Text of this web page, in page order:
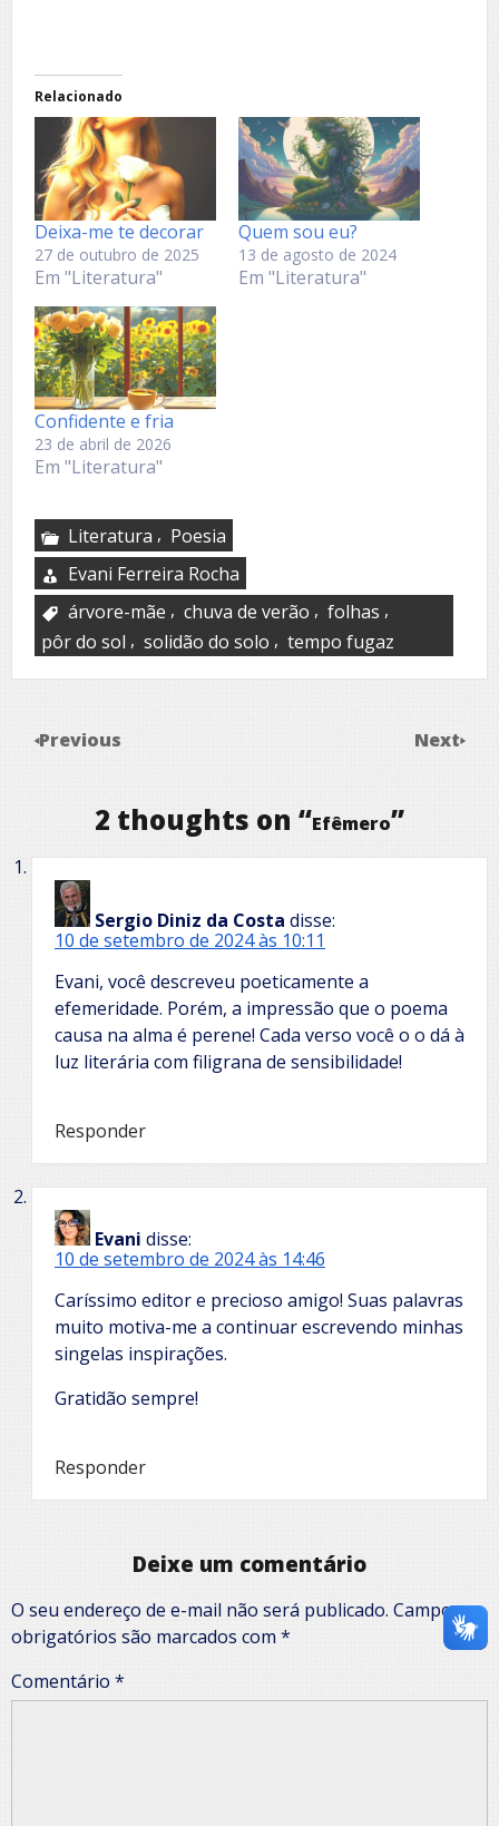
Relacionado
Deixa-me te decorar
27 de outubro de 2025
Em "Literatura"
Quem sou eu?
13 de agosto de 2024
Em "Literatura"
Confidente e fria
23 de abril de 2026
Em "Literatura"
Literatura , Poesia
Evani Ferreira Rocha
árvore-mãe , chuva de verão , folhas ,
pôr do sol , solidão do solo , tempo fugaz
Previous Next
2 thoughts on “Efêmero”
Sergio Diniz da Costa disse:
10 de setembro de 2024 às 10:11
Evani, você descreveu poeticamente a
efemeridade. Porém, a impressão que o poema
causa na alma é perene! Cada verso você o o dá à
luz literária com filigrana de sensibilidade!
Responder
Evani disse:
10 de setembro de 2024 às 14:46
Caríssimo editor e precioso amigo! Suas palavras
muito motiva-me a continuar escrevendo minhas
singelas inspirações.
Gratidão sempre!
Responder
Deixe um comentário
O seu endereço de e-mail não será publicado. Campos
obrigatórios são marcados com *
Comentário *